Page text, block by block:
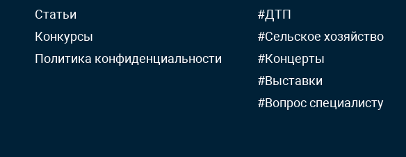
Статьи
Конкурсы
Политика конфиденциальности
#ДТП
#Сельское хозяйство
#Концерты
#Выставки
#Вопрос специалисту